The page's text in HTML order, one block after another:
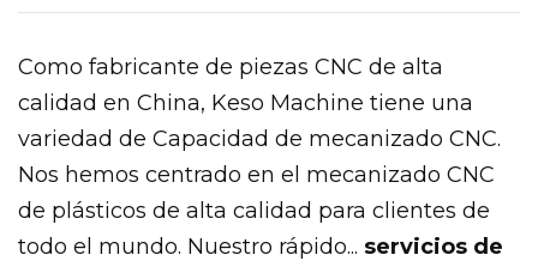
Como fabricante de piezas CNC de alta
calidad en China, Keso Machine tiene una
variedad de Capacidad de mecanizado CNC.
Nos hemos centrado en el mecanizado CNC
de plásticos de alta calidad para clientes de
todo el mundo. Nuestro rápido... servicios de